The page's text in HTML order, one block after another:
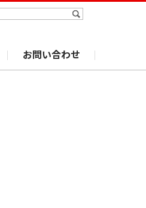
お問い合わせ